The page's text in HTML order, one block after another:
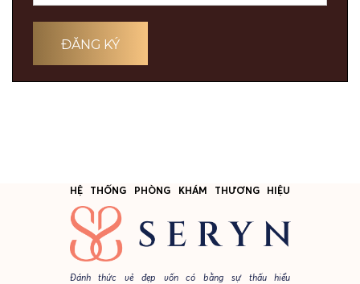
HỆ THỐNG PHÒNG KHÁM THƯƠNG HIỆU
Đánh thức vẻ đẹp vốn có bằng sự thấu hiểu